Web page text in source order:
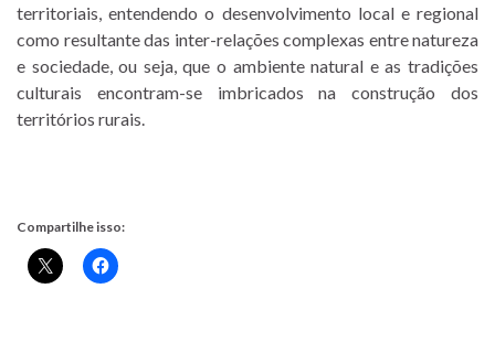
territoriais, entendendo o desenvolvimento local e regional
como resultante das inter-relações complexas entre natureza
e sociedade, ou seja, que o ambiente natural e as tradições
culturais encontram-se imbricados na construção dos
territórios rurais.
Compartilhe isso: